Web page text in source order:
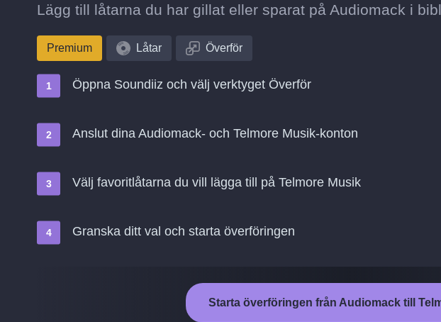
Lägg till låtarna du har gillat eller sparat på Audiomack i
Premium Låtar Överför
Öppna Soundiiz och välj verktyget Överför
Anslut dina Audiomack- och Telmore Musik-konton
Välj favoritlåtarna du vill lägga till på Telmore Musik
Granska ditt val och starta överföringen
Starta överföringen från Audiomack till